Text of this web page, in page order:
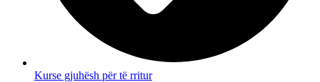
Kurse gjuhësh për të rritur